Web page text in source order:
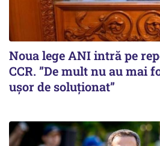
Noua lege ANI intră pe
CCR. ”De mult nu au mai
ușor de soluționat”